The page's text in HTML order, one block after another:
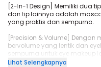
[2-In-1 Design] Memiliki dua
dan tip lainnya adalah
yang praktis dan sempurna.
[Precision & Volume]
bervolume yang lentik dan
sempurna untuk eye makeup
Lihat Selengkapnya